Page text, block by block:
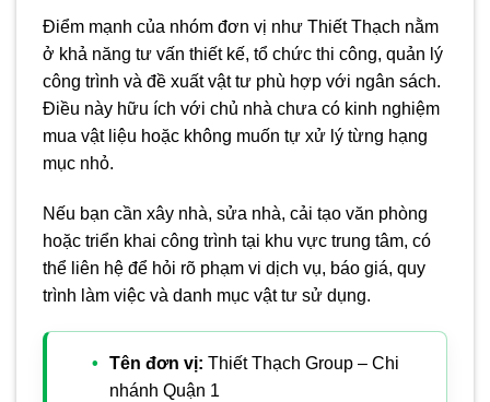
Điểm mạnh của nhóm đơn vị như Thiết Thạch nằm
ở khả năng tư vấn thiết kế, tổ chức thi công, quản lý
công trình và đề xuất vật tư phù hợp với ngân sách.
Điều này hữu ích với chủ nhà chưa có kinh nghiệm
mua vật liệu hoặc không muốn tự xử lý từng hạng
mục nhỏ.
Nếu bạn cần xây nhà, sửa nhà, cải tạo văn phòng
hoặc triển khai công trình tại khu vực trung tâm, có
thể liên hệ để hỏi rõ phạm vi dịch vụ, báo giá, quy
trình làm việc và danh mục vật tư sử dụng.
Tên đơn vị: Thiết Thạch Group – Chi
nhánh Quận 1